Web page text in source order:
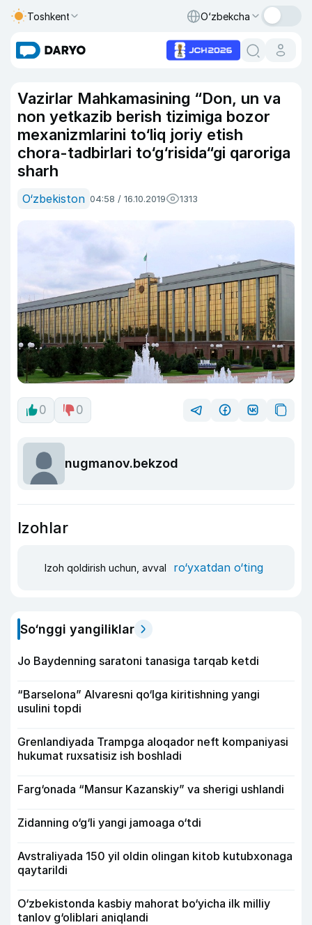
Toshkent O‘zbekcha
Vazirlar Mahkamasining “Don, un va
non yetkazib berish tizimiga bozor
mexanizmlarini to‘liq joriy etish
chora-tadbirlari to‘g‘risida“gi qaroriga
sharh
O‘zbekiston 04:58 / 16.10.2019 1313
0 0
nugmanov.bekzod
Izohlar
Izoh qoldirish uchun, avval ro‘yxatdan o‘ting
So‘nggi yangiliklar
Jo Baydenning saratoni tanasiga tarqab ketdi
“Barselona” Alvaresni qo‘lga kiritishning yangi
usulini topdi
Grenlandiyada Trampga aloqador neft kompaniyasi
hukumat ruxsatisiz ish boshladi
Farg‘onada “Mansur Kazanskiy” va sherigi ushlandi
Zidanning o‘g‘li yangi jamoaga o‘tdi
Avstraliyada 150 yil oldin olingan kitob kutubxonaga
qaytarildi
O‘zbekistonda kasbiy mahorat bo‘yicha ilk milliy
tanlov g‘oliblari aniqlandi